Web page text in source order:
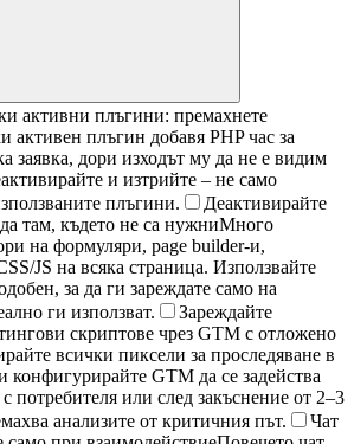
активни плъгини: премахнете
активен плъгин добавя PHP час за
заявка, дори изходът му да не е видим
и изтрийте – не само
плъгини.
Деактивирайте
там, където не са нужниМного
на формуляри, page builder-и,
JS на всяка страница. Използвайте
за да ги зареждате само на
ги използват.
Зареждайте
скриптове чрез GTM с отложено
всички пиксели за проследяване в
конфигурирайте GTM да се задейства
потребителя или след закъснение от 2–3
анализите от критичния път.
Чат